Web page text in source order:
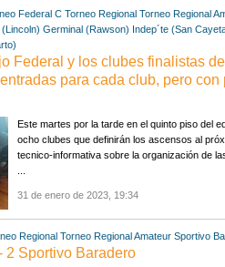
Federal C Torneo Regional Torneo Regional
(Lincoln) Germinal (Rawson) Indep´te (San
Federal y los clubes finalistas
para cada club, pero
Este martes por la tarde en el quinto piso del
ocho clubes que definirán los ascensos al
tecnico-informativa sobre la organización de
31 de enero de 2023, 19:34
Regional Torneo Regional Amateur Sportivo
2 Sportivo Baradero